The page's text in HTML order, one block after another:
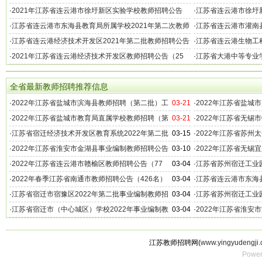
（123名）
·2021年江苏省连云港市徐圩新区实验学校教师招聘公告 ·江苏省连云港市徐
·江苏省连云港市东海县教育局所属学校2021年第二次教师
招聘笔试时间公告
·江苏省连云港市灌南
教师招聘公告（246
·江苏省连云港经济技术开发区2021年第二批教师招聘公告 ·江苏省连云港生物工
·2021年江苏省连云港经济技术开发区教师招聘公告（25
名）
·江苏省大港中等专
全省最新教师招聘推荐信息
03-21
·2022年江苏省盐城市滨海县教师招聘（第二批）工
作公告
·2022年江苏省盐城
作公告
03-21
·2022年江苏省盐城市教育局直属学校教师招聘（第
二批）工作公告
·2022年江苏省无锡
招聘公告（169名）
03-15
·江苏省宿迁经济技术开发区教育系统2022年第二批
教师招聘公告（48名）
·2022年江苏省苏州
（336名）
03-10
·2022年江苏省淮安市金湖县事业编制教师招聘公告
（84名）
·2022年江苏省无锡
（98名）
03-04
·2022年江苏省连云港市赣榆区教师招聘公告（77
名）
·江苏省苏州宿迁工
公告（15名）
03-04
·2022年春季江苏省南通市教师招聘公告（426名） ·江苏省连云港市东
教师招聘公告（100
03-04
·江苏省宿迁市宿豫区2022年第二批事业编制教师招
聘公告
·江苏省苏州宿迁工
公告（20名）
03-04
·江苏省宿迁市（中心城区）学校2022年事业编制教
·2022年江苏省淮安
江苏教师招聘网(